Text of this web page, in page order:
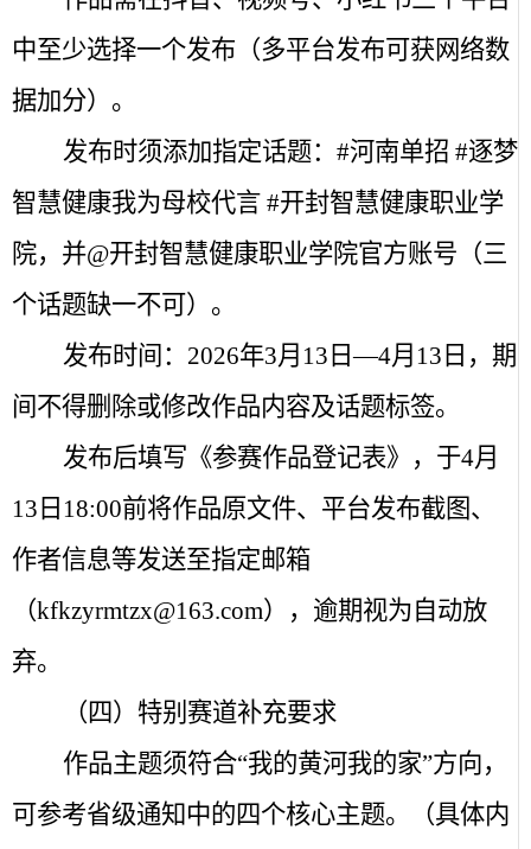
中至少选择一个发布（多平台发布可获网络数
据加分）。
发布时须添加指定话题： #河南单招 #逐梦
智慧健康我为母校代言 #开封智慧健康职业学
院，并@开封智慧健康职业学院官方账号（三
个话题缺一不可）。
发布时间： 2026年3月 13 日—4月 13 日，期
间不得删除或修改作品内容及话题标签。
发布后填写《参赛作品登记表》，于4月
13 日 18:00前将作品原文件、平台发布截图、
作者信息等发送至指定邮箱
（kfkzyrmtzx@163.com），逾期视为自动放
弃。
（四）特别赛道补充要求
作品主题须符合“我的黄河我的家”方向，
可参考省级通知中的四个核心主题。（具体内